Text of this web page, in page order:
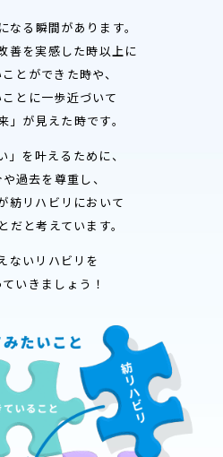
なる瞬間があります。
善を実感した時以上に
とができた時や、
とに一歩近づいて
」が見えた時です。
」を叶えるために、
過去を尊重し、
紡リハビリにおいて
だと考えています。
ないリハビリを
いきましょう！